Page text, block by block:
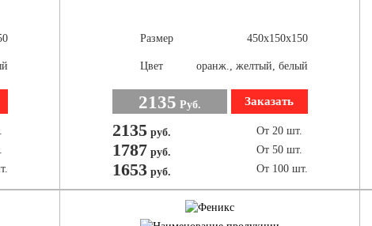
Размер 450х150х150
Цвет оранж., желтый, белый
2135 Руб. Заказать
2135руб.
1787 руб.
1653руб.
От 20 шт.
От 50 шт.
От 100 шт.